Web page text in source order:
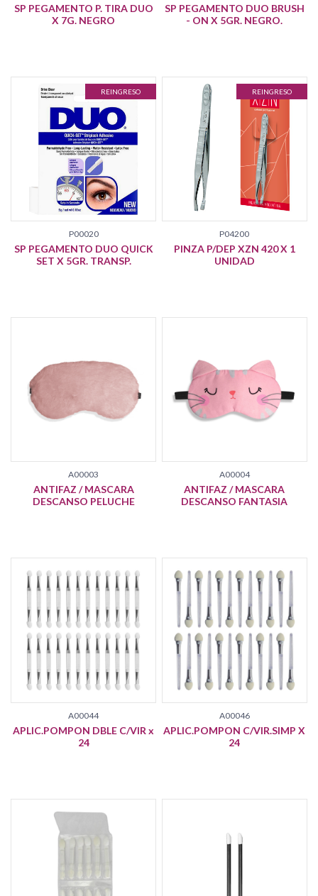
SP PEGAMENTO P. TIRA DUO
X 7G. NEGRO
SP PEGAMENTO DUO BRUSH
- ON X 5GR. NEGRO.
REINGRESO
P00020
SP PEGAMENTO DUO QUICK
SET X 5GR. TRANSP.
REINGRESO
P04200
PINZA P/DEP XZN 420 X 1
UNIDAD
A00003
ANTIFAZ / MASCARA
DESCANSO PELUCHE
A00004
ANTIFAZ / MASCARA
DESCANSO FANTASIA
A00044
APLIC.POMPON DBLE C/VIR x
24
A00046
APLIC.POMPON C/VIR.SIMP X
24